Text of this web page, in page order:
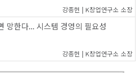
강종헌 | K창업연구소 소장
망한다... 시스템 경영의 필요성
강종헌 | K창업연구소 소장